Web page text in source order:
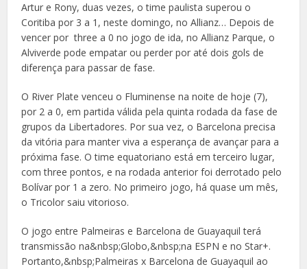
Artur e Rony, duas vezes, o time paulista superou o
Coritiba por 3 a 1, neste domingo, no Allianz… Depois de
vencer por three a 0 no jogo de ida, no Allianz Parque, o
Alviverde pode empatar ou perder por até dois gols de
diferença para passar de fase.
O River Plate venceu o Fluminense na noite de hoje (7),
por 2 a 0, em partida válida pela quinta rodada da fase de
grupos da Libertadores. Por sua vez, o Barcelona precisa
da vitória para manter viva a esperança de avançar para a
próxima fase. O time equatoriano está em terceiro lugar,
com three pontos, e na rodada anterior foi derrotado pelo
Bolívar por 1 a zero. No primeiro jogo, há quase um mês,
o Tricolor saiu vitorioso.
O jogo entre Palmeiras e Barcelona de Guayaquil terá
transmissão na&nbsp;Globo,&nbsp;na ESPN e no Star+.
Portanto,&nbsp;Palmeiras x Barcelona de Guayaquil ao